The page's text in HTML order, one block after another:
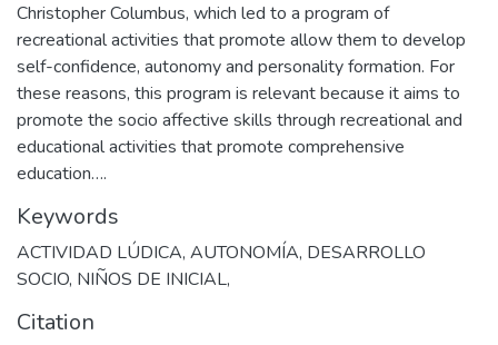
Christopher Columbus, which led to a program of
recreational activities that promote allow them to develop
self-confidence, autonomy and personality formation. For
these reasons, this program is relevant because it aims to
promote the socio affective skills through recreational and
educational activities that promote comprehensive
education….
Keywords
ACTIVIDAD LÚDICA, AUTONOMÍA, DESARROLLO
SOCIO, NIÑOS DE INICIAL,
Citation